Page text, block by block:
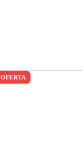
OFERTA